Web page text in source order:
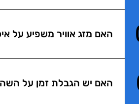
אין תצפית מומלצת יותר
האם מזג אוויר משפיע על
כן. מומלץ לבדוק את מזג
יכול להפריע לחוויה של
האם יש הגבלת זמן על